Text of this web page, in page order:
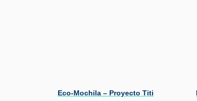
Eco-Mochila – Proyecto Titi